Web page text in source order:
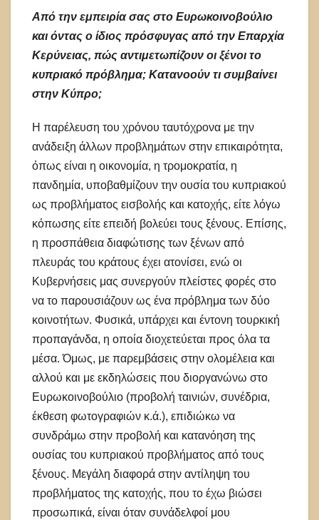
Από την εμπειρία σας στο Ευρωκοινοβούλιο
και όντας ο ίδιος πρόσφυγας από την Επαρχία
Κερύνειας, πώς αντιμετωπίζουν οι ξένοι το
κυπριακό πρόβλημα; Κατανοούν τι συμβαίνει
στην Κύπρο;
Η παρέλευση του χρόνου ταυτόχρονα με την
ανάδειξη άλλων προβλημάτων στην επικαιρότητα,
όπως είναι η οικονομία, η τρομοκρατία, η
πανδημία, υποβαθμίζουν την ουσία του κυπριακού
ως προβλήματος εισβολής και κατοχής, είτε λόγω
κόπωσης είτε επειδή βολεύει τους ξένους. Επίσης,
η προσπάθεια διαφώτισης των ξένων από
πλευράς του κράτους έχει ατονίσει, ενώ οι
Κυβερνήσεις μας συνεργούν πλείστες φορές στο
να το παρουσιάζουν ως ένα πρόβλημα των δύο
κοινοτήτων. Φυσικά, υπάρχει και έντονη τουρκική
προπαγάνδα, η οποία διοχετεύεται προς όλα τα
μέσα. Όμως, με παρεμβάσεις στην ολομέλεια και
αλλού και με εκδηλώσεις που διοργανώνω στο
Ευρωκοινοβούλιο (προβολή ταινιών, συνέδρια,
έκθεση φωτογραφιών κ.ά.), επιδιώκω να
συνδράμω στην προβολή και κατανόηση της
ουσίας του κυπριακού προβλήματος από τους
ξένους. Μεγάλη διαφορά στην αντίληψη του
προβλήματος της κατοχής, που το έχω βιώσει
προσωπικά, είναι όταν συνάδελφοί μου